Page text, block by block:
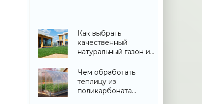
Как выбрать
качественный
натуральный газон и
Чем обработать
теплицу из
поликарбоната